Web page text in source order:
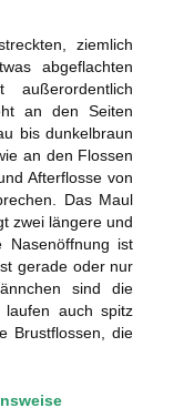
ziemlich
abgeflachten
an den Seiten
bis dunkelbraun
an den Flossen
Afterflosse von
Das Maul
zwei längere und
Nasenöffnung ist
gerade oder nur
sind die
laufen auch spitz
Brustflossen, die